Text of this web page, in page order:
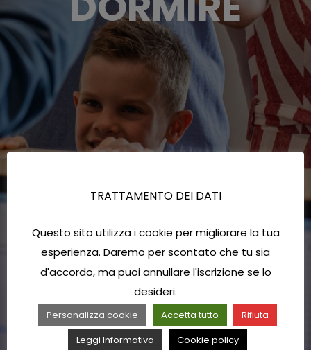
TRATTAMENTO DEI DATI
Questo sito utilizza i cookie per migliorare la tua
esperienza. Daremo per scontato che tu sia
d'accordo, ma puoi annullare l'iscrizione se lo
desideri.
Personalizza cookie Accetta tutto
Rifiuta
Leggi Informativa
Cookie policy